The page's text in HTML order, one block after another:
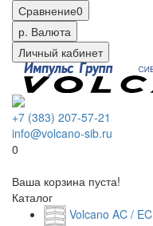
Сравнение0
р. Валюта
Личный кабинет
+7 (383) 207-57-21
info@volcano-sib.ru
0
Ваша корзина пуста!
Каталог
Volcano AC / EC